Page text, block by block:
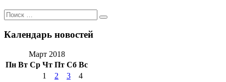
Поиск
по:
Поиск
Календарь новостей
Март 2018
Пн Вт Ср Чт Пт Сб Вс
1
2 3
4